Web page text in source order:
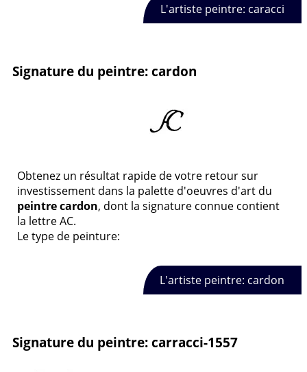
L'artiste peintre: caracci
Signature du peintre: cardon
Obtenez un résultat rapide de votre retour sur
investissement dans la palette d'oeuvres d'art du
peintre cardon, dont la signature connue contient
la lettre AC.
Le type de peinture:
L'artiste peintre: cardon
Signature du peintre: carracci-1557